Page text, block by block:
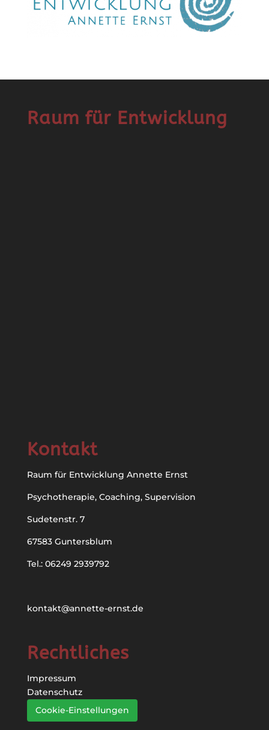
Raum für Entwicklung
Kontakt
Raum für Entwicklung Annette Ernst
Psychotherapie, Coaching, Supervision
Sudetenstr. 7
67583 Guntersblum
Tel.: 06249 2939792
kontakt@annette-ernst.de
Rechtliches
Impressum
Datenschutz
Cookie-Einstellungen